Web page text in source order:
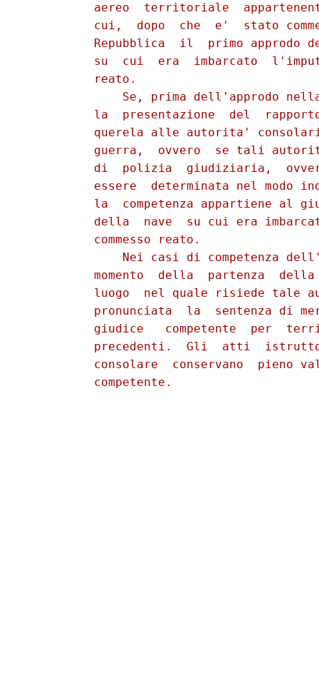
aereo  territoriale
cui,  dopo  che  e'  stato
Repubblica  il  primo approdo
su  cui  era  imbarcato
          reato.
Se, prima dell'approdo
la  presentazione  del
querela alle autorita'
guerra,  ovvero  se tali
di  polizia  giudiziaria,
essere  determinata nel modo
la  competenza appartiene al
della  nave  su cui era
          commesso reato.
Nei casi di competenza
momento  della  partenza
luogo  nel quale risiede tale
pronunciata  la  sentenza di
giudice   competente  per
precedenti.  Gli  atti
consolare  conservano  pieno